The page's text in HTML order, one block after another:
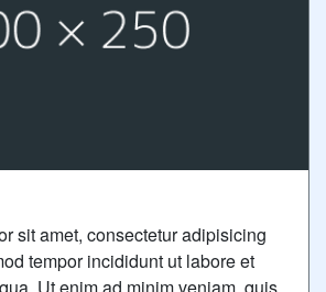
sit amet, consectetur adipisicing
tempor incididunt ut labore et